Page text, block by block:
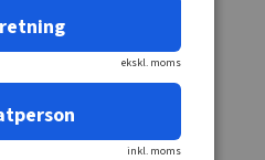
ekskl. moms
inkl. moms